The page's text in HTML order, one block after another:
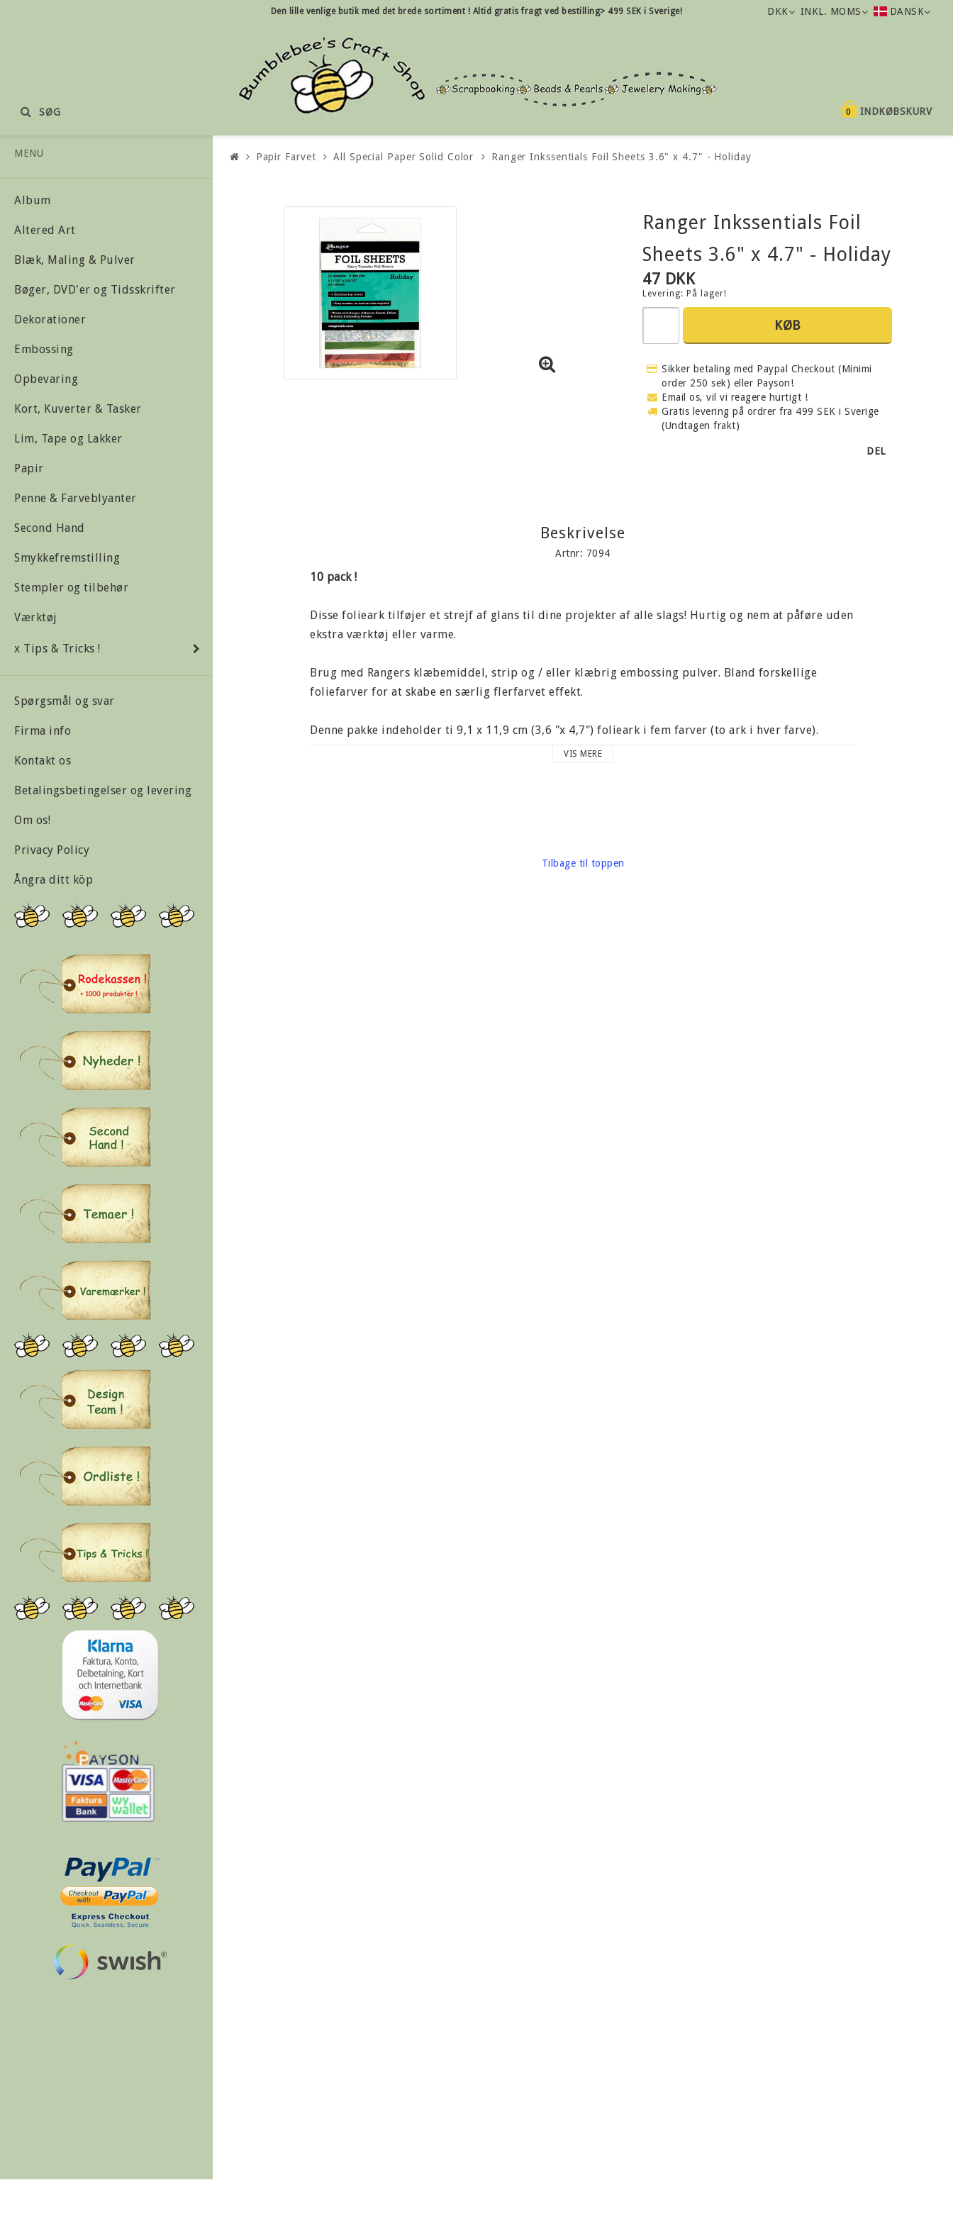
Den lille venlige butik med det brede sortiment ! Altid gratis fragt ved bestilling> 499 SEK i Sverige! DKK INKL. MOMS DANSK
INDKØBSKURV
0
SØG
MENU
Album
Altered Art
Blæk, Maling & Pulver
Bøger, DVD'er og Tidsskrifter
Dekorationer
Embossing
Opbevaring
Kort, Kuverter & Tasker
Lim, Tape og Lakker
Papir
Penne & Farveblyanter
Second Hand
Smykkefremstilling
Stempler og tilbehør
Værktøj
x Tips & Tricks !
Spørgsmål og svar
Firma info
Kontakt os
Betalingsbetingelser og levering
Om os!
Privacy Policy
Ångra ditt köp
Papir Farvet All Special Paper Solid Color Ranger Inkssentials Foil Sheets 3.6" x 4.7" - Holiday
Ranger Inkssentials Foil
Sheets 3.6" x 4.7" - Holiday
47 DKK
Levering: På lager!
KØB
Sikker betaling med Paypal Checkout (Minimi
order 250 sek) eller Payson!
Email os, vil vi reagere hurtigt !
Gratis levering på ordrer fra 499 SEK i Sverige
(Undtagen frakt)
DEL
Beskrivelse
Artnr: 7094
10 pack !
Disse folieark tilføjer et strejf af glans til dine projekter af alle slags! Hurtig og nem at påføre uden
ekstra værktøj eller varme.
Brug med Rangers klæbemiddel, strip og / eller klæbrig embossing pulver. Bland forskellige
foliefarver for at skabe en særlig flerfarvet effekt.
Denne pakke indeholder ti 9,1 x 11,9 cm (3,6 "x 4,7") folieark i fem farver (to ark i hver farve).
VIS MERE
Tilbage til toppen